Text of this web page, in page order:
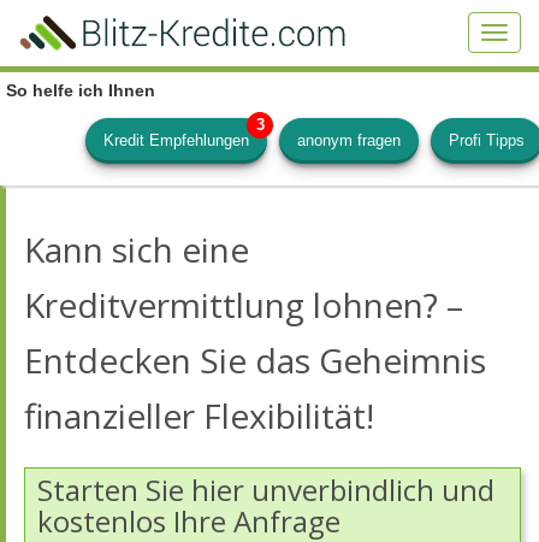
content
So helfe ich Ihnen
Kredit Empfehlungen anonym fragen Profi Tipps
Kann sich eine
Kreditvermittlung lohnen? –
Entdecken Sie das Geheimnis
finanzieller Flexibilität!
Starten Sie hier unverbindlich und
kostenlos Ihre Anfrage